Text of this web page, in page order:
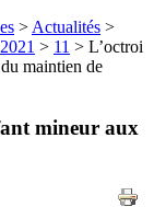
> Actualités >
2021 > 11 > L’octroi
maintien de
mineur aux